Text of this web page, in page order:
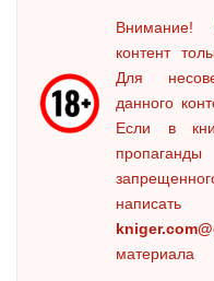
Внимание!
контент
Для
данного
Если в
материала